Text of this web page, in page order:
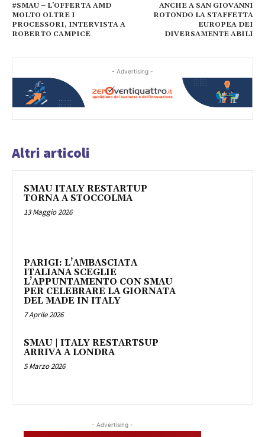
#SMAU – L’OFFERTA AMD
MOLTO OLTRE I
PROCESSORI, INTERVISTA A
ROBERTO CAMPICE
ANCHE A SAN GIOVANNI
ROTONDO LA STAFFETTA
EUROPEA DEI
DIVERSAMENTE ABILI
- Advertising -
Altri articoli
SMAU ITALY RESTARTUP
TORNA A STOCCOLMA
13 Maggio 2026
PARIGI: L’AMBASCIATA
ITALIANA SCEGLIE
L’APPUNTAMENTO CON SMAU
PER CELEBRARE LA GIORNATA
DEL MADE IN ITALY
7 Aprile 2026
SMAU | ITALY RESTARTSUP
ARRIVA A LONDRA
5 Marzo 2026
- Advertising -